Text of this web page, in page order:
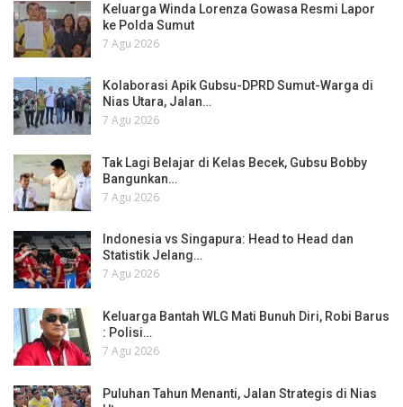
Keluarga Winda Lorenza Gowasa Resmi Lapor
ke Polda Sumut
7 Agu 2026
Kolaborasi Apik Gubsu-DPRD Sumut-Warga di
Nias Utara, Jalan…
7 Agu 2026
Tak Lagi Belajar di Kelas Becek, Gubsu Bobby
Bangunkan…
7 Agu 2026
Indonesia vs Singapura: Head to Head dan
Statistik Jelang…
7 Agu 2026
Keluarga Bantah WLG Mati Bunuh Diri, Robi Barus
: Polisi…
7 Agu 2026
Puluhan Tahun Menanti, Jalan Strategis di Nias